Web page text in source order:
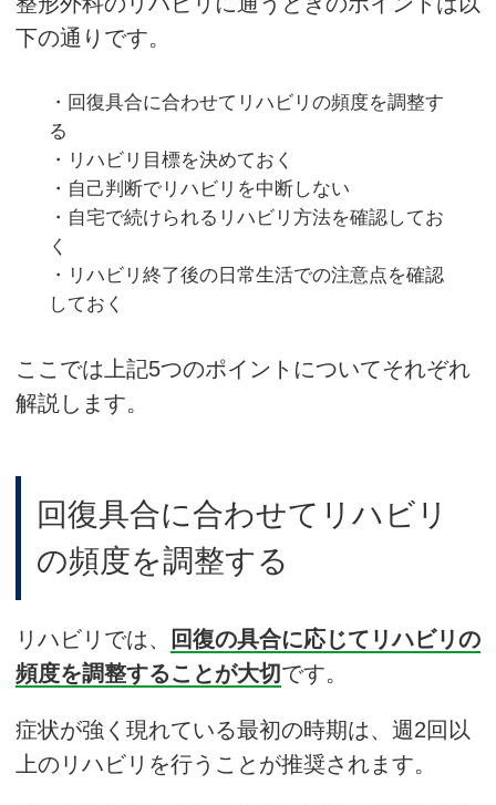
下の通りです。
・回復具合に合わせてリハビリの頻度を調整す
る
・リハビリ目標を決めておく
・自己判断でリハビリを中断しない
・自宅で続けられるリハビリ方法を確認してお
く
・リハビリ終了後の日常生活での注意点を確認
しておく
ここでは上記5つのポイントについてそれぞれ
解説します。
回復具合に合わせてリハビリ
の頻度を調整する
リハビリでは、
回復の具合に応じてリハビリの
頻度を調整することが大切です。
症状が強く現れている最初の時期は、週2回以
上のリハビリを行うことが推奨されます。